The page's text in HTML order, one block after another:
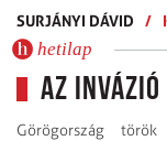
SURJÁNYI DÁVID
/
hetilap
Az
Görögország